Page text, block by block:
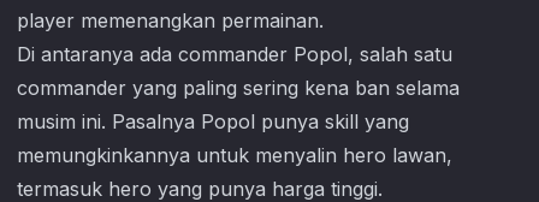
player memenangkan permainan.
Di antaranya ada commander Popol, salah satu
commander yang paling sering kena ban selama
musim ini. Pasalnya Popol punya skill yang
memungkinkannya untuk menyalin hero lawan,
termasuk hero yang punya harga tinggi.